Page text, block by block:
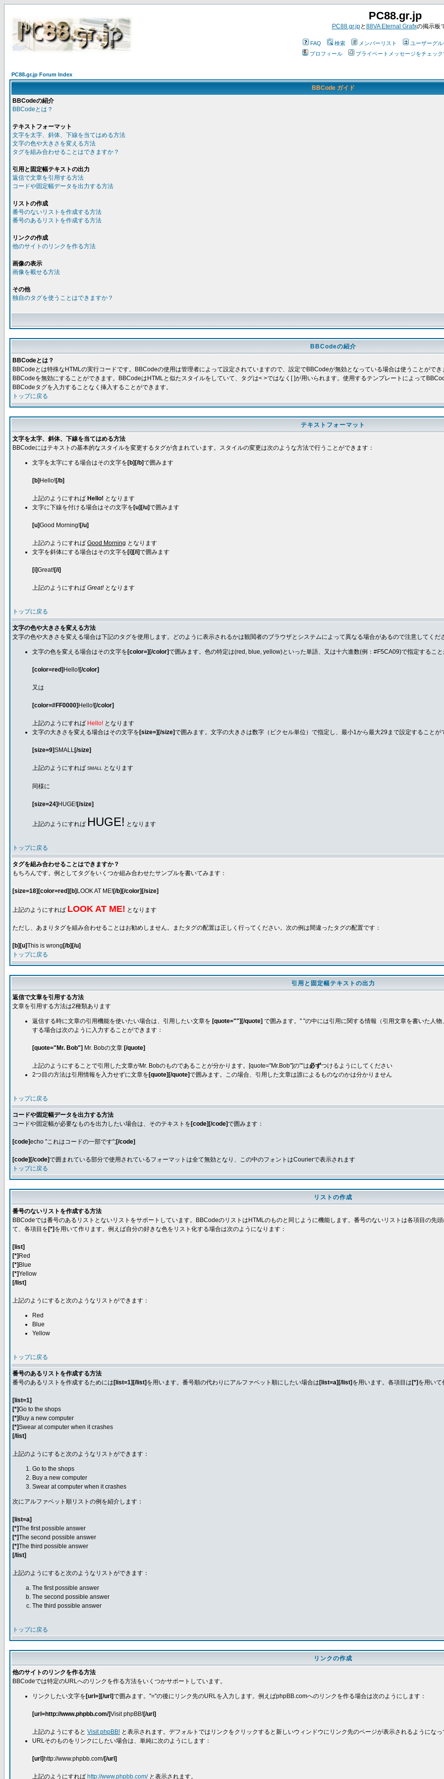
PC88.gr.jp
PC88.gr.jpと88VA Eternal Grafxの掲示板
FAQ 検索 メンバーリスト ユーザーグ
プロフィール
プライベートメッセージをチェック
PC88.gr.jp Forum Index
BBCode ガイド
BBCodeの紹介
BBCodeとは？
テキストフォーマット
文字を太字、斜体、下線を当てはめる方法
文字の色や大きさを変える方法
タグを組み合わせることはできますか？
引用と固定幅テキストの出力
返信で文章を引用する方法
コードや固定幅データを出力する方法
リストの作成
番号のないリストを作成する方法
番号のあるリストを作成する方法
リンクの作成
他のサイトのリンクを作る方法
画像の表示
画像を載せる方法
その他
独自のタグを使うことはできますか？
BBCodeの紹介
BBCodeとは？
BBCodeとは特殊なHTMLの実行コードです。BBCodeの使用は管理者によって設定されていますので、設定でBBCodeが無効となっている場合は使うことがで
BBCodeを無効にすることができます。BBCodeはHTMLと似たスタイルをしていて、タグは< >ではなく[ ]が用いられます。使用するテンプレートによって
BBCodeタグを入力することなく挿入することができます。
トップに戻る
テキストフォーマット
文字を太字、斜体、下線を当てはめる方法
BBCodeにはテキストの基本的なスタイルを変更するタグが含まれています。スタイルの変更は次のような方法で行うことができます：
文字を太字にする場合はその文字を [b][/b]で囲みます
[b] Hello![/b]
上記のようにすれば Hello! となります
文字に下線を付ける場合はその文字を [u][/u]で囲みます
[u]Good Morning![/u]
上記のようにすれば Good Morning となります
文字を斜体にする場合はその文字を [i][/i]で囲みます
[i]Great![/i]
上記のようにすれば Great!となります
トップに戻る
文字の色や大きさを変える方法
文字の色や大きさを変える場合は下記のタグを使用します。どのように表示されるかは観閲者のブラウザとシステムによって異なる場合があるので注意してくだ
文字の色を変える場合はその文字を [color=][/color]で囲みます。色の特定は(red, blue, yellow)といった単語、又は十六進数(例：#F5CA09)で指定すること
[color=red] Hello![/color]
又は
[color=#FF0000] Hello![/color]
上記のようにすれば Hello! となります
文字の大きさを変える場合はその文字を [size=][/size]で囲みます。文字の大きさは数字（ピクセル単位）で指定し、最小1から最大29まで設定することが
[size=9]SMALL[/size]
上記のようにすれば SMALL となります
同様に
[size=24] HUGE![/size]
上記のようにすれば HUGE! となります
トップに戻る
タグを組み合わせることはできますか？
もちろんです。例としてタグをいくつか組み合わせたサンプルを書いてみます：
[size=18][color=red][b] LOOK AT ME![/b][/color][/size]
上記のようにすれば LOOK AT ME! となります
ただし、あまりタグを組み合わせることはお勧めしません。またタグの配置は正しく行ってください。次の例は間違ったタグの配置です：
[b][u]This is wrong [/b][/u]
トップに戻る
引用と固定幅テキストの出力
返信で文章を引用する方法
文章を引用する方法は2種類あります
返信する時に文章の引用機能を使いたい場合は、引用したい文章を [quote=""][/quote] で囲みます。" "の中には引用に関する情報（引用文章を書いた人
する場合は次のように入力することができます：
[quote="Mr. Bob"] Mr. Bobの文章 [/quote]
上記のようにすることで引用した文章がMr. Bobのものであることが分かります。[quote="Mr.Bob"]の""は必ずつけるようにしてください
2つ目の方法は引用情報を入力せずに文章を [quote][/quote]で囲みます。この場合、引用した文章は誰によるものなのかは分かりません
トップに戻る
コードや固定幅データを出力する方法
コードや固定幅が必要なものを出力したい場合は、そのテキストを [code][/code]で囲みます：
[code]echo "これはコードの一部です";[/code]
[code][/code]で囲まれている部分で使用されているフォーマットは全て無効となり、この中のフォントはCourierで表示されます
トップに戻る
リストの作成
番号のないリストを作成する方法
BBCodeでは番号のあるリストとないリストをサポートしています。BBCodeのリストはHTMLのものと同じように機能します。番号のないリストは各項目の先
て、各項目を [*] を用いて作ります。例えば自分の好きな色をリスト化する場合は次のようになります：
[list]
[*] Red
[*] Blue
[*]Yellow
[/list]
上記のようにすると次のようなリストができます：
Red
Blue
Yellow
トップに戻る
番号のあるリストを作成する方法
番号のあるリストを作成するためには [list=1][/list] を用います。番号順の代わりにアルファベット順にしたい場合は [list=a][/list] を用います。各項目は [*] を用いて
[list=1]
[*]Go to the shops
[*] Buy a new computer
[*]Swear at computer when it crashes
[/list]
上記のようにすると次のようなリストができます：
Go to the shops
Buy a new computer
Swear at computer when it crashes
次にアルファベット順リストの例を紹介します：
[list=a]
[*]The first possible answer
[*]The second possible answer
[*]The third possible answer
[/list]
上記のようにすると次のようなリストができます：
The first possible answer
The second possible answer
The third possible answer
トップに戻る
リンクの作成
他のサイトのリンクを作る方法
BBCodeでは特定のURLへのリンクを作る方法をいくつかサポートしています。
リンクしたい文字を [url=][/url]で囲みます。"="の後にリンク先のURLを入力します。例えばphpBB.comへのリンクを作る場合は次のようにします：
[url=http://www.phpbb.com/]Visit phpBB![/url]
上記のようにすると Visit phpBB! と表示されます。デフォルトではリンクをクリックすると新しいウィンドウにリンク先のページが表示されるようになっ
URLそのものをリンクにしたい場合は、単純に次のようにします：
[url] http://www.phpbb.com/[/url]
上記のようにすれば http://www.phpbb.com/と表示されます。